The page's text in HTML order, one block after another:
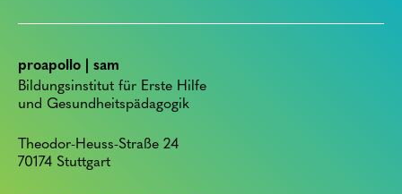
proapollo | sam
Bildungsinstitut für Erste Hilfe
und Gesundheitspädagogik
Theodor-Heuss-Straße 24
70174 Stuttgart